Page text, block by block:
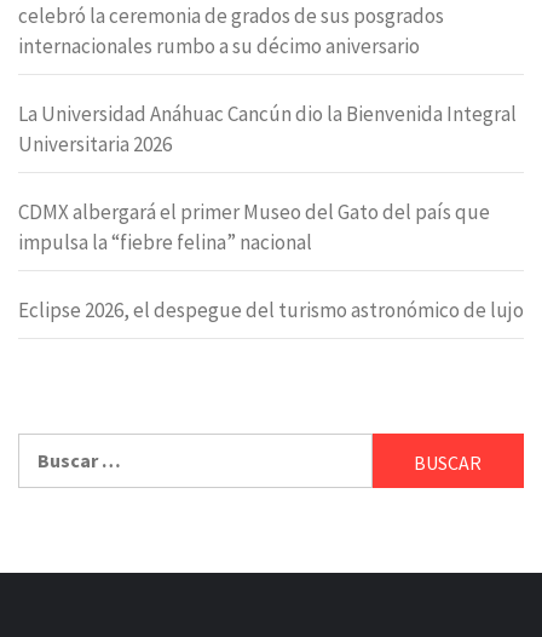
celebró la ceremonia de grados de sus posgrados
internacionales rumbo a su décimo aniversario
La Universidad Anáhuac Cancún dio la Bienvenida Integral
Universitaria 2026
CDMX albergará el primer Museo del Gato del país que
impulsa la “fiebre felina” nacional
Eclipse 2026, el despegue del turismo astronómico de lujo